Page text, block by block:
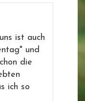
ist auch
und
die
ich so